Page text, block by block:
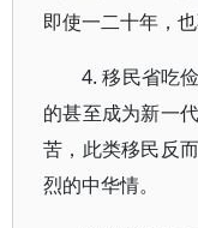
即使一二十年，
4. 移民省吃
的甚至成为新一
苦，此类移民反
烈的中华情。